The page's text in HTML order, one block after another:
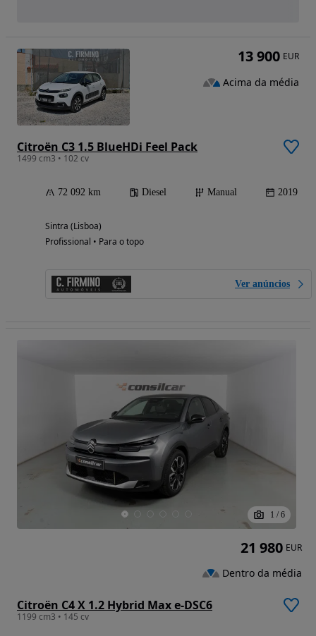
Citroën C3 1.5 BlueHDi Feel Pack
1499 cm3 • 102 cv
72 092 km Diesel Manual 2019
Sintra (Lisboa)
Profissional • Para o topo
Ver anúncios
13 900 EUR
Acima da média
1 / 6
Citroën C4 X 1.2 Hybrid Max e-DSC6
1199 cm3 • 145 cv
21 980 EUR
Dentro da média